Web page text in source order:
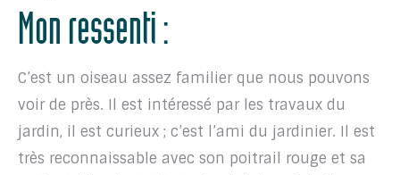
Mon ressenti :
C’est un oiseau assez familier que nous pouvons
voir de près. Il est intéressé par les travaux du
jardin, il est curieux ; c’est l’ami du jardinier. Il est
très reconnaissable avec son poitrail rouge et sa